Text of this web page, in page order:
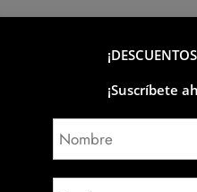
el Alma Más allá de
en diversas culturas y
importantes y crear
¡Suscríbete